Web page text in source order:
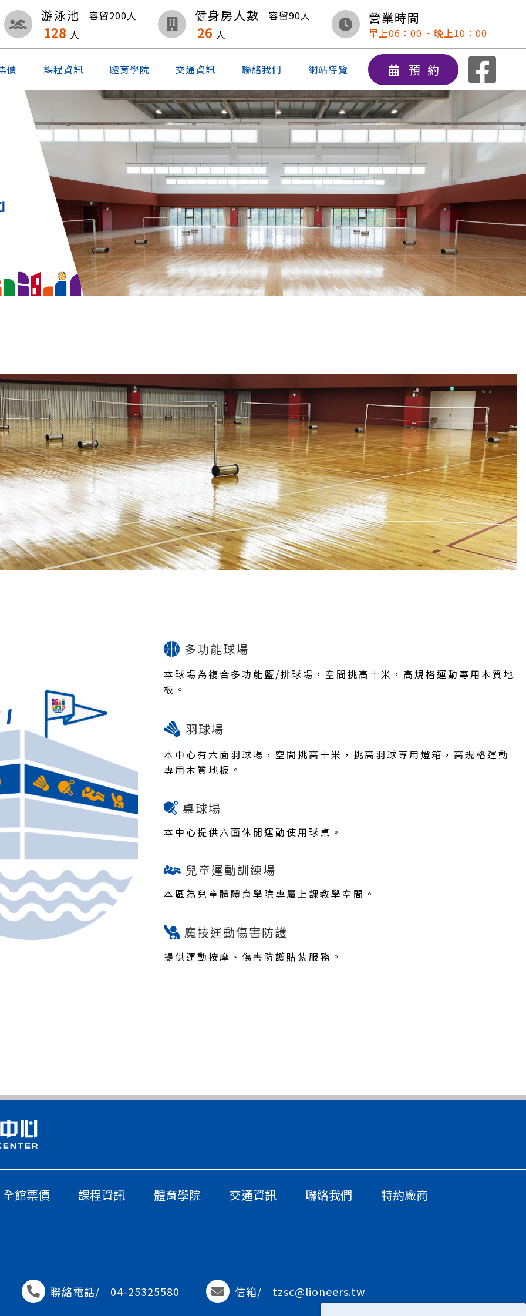
游泳池 容留200人
128 人
健身房人數 容留90人
26 人
營業時間
早上06：00 ~ 晚上10：00
價 課程資訊 體育學院 交通資訊 聯絡我們 網站導覽 預約
多功能球場
本球場為複合多功能籃/排球場，空間挑高十米，高規格運動專用木質地
板。
羽球場
本中心有六面羽球場，空間挑高十米，挑高羽球專用燈箱，高規格運動
專用木質地板。
桌球場
本中心提供六面休閒運動使用球桌。
兒童運動訓練場
本區為兒童體體育學院專屬上課教學空間。
魔技運動傷害防護
提供運動按摩、傷害防護貼紮服務。
全館票價 課程資訊 體育學院 交通資訊 聯絡我們 特約廠商
聯絡電話/ 04-25325580 信箱/ tzsc@lioneers.tw